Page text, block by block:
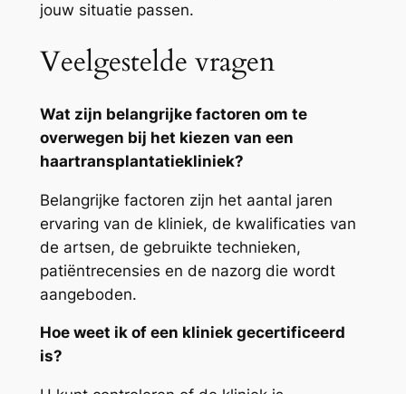
jouw situatie passen.
Veelgestelde vragen
Wat zijn belangrijke factoren om te
overwegen bij het kiezen van een
haartransplantatiekliniek?
Belangrijke factoren zijn het aantal jaren
ervaring van de kliniek, de kwalificaties van
de artsen, de gebruikte technieken,
patiëntrecensies en de nazorg die wordt
aangeboden.
Hoe weet ik of een kliniek gecertificeerd
is?